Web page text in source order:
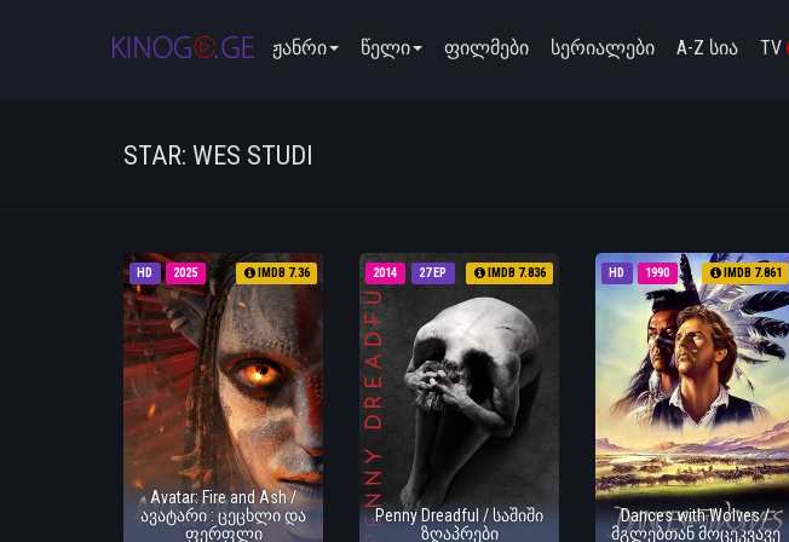
ჟანრი წელი ფილმები სერიალები A-Z სია TV
STAR: WES STUDI
HD 2025 IMDB 7.36
Avatar: Fire and Ash /
ავატარი : ცეცხლი და
ფერფლი
27 EP
2014 IMDB 7.836
Penny Dreadful / საშიში
ზღაპრები
HD 1990 IMDB 7.861
Dances with Wolves /
მგლებთან მოცეკვავე